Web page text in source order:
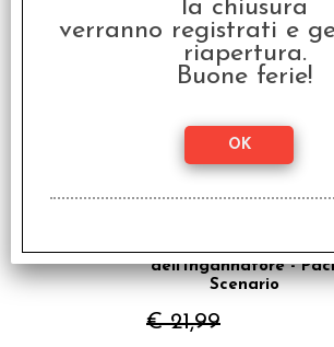
L'Insurrezione
dell’Ingannatore -
Scenario
€ 21,99
la chiusura
verranno registrati e
riapertura.
Buone ferie!